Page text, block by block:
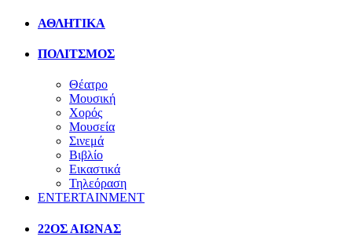
ΑΘΛΗΤΙΚΑ
ΠΟΛΙΤΣΜΟΣ
Θέατρο
Μουσική
Χορός
Μουσεία
Σινεμά
Βιβλίο
Εικαστικά
Τηλεόραση
ENTERTAINMENT
22ΟΣ ΑΙΩΝΑΣ